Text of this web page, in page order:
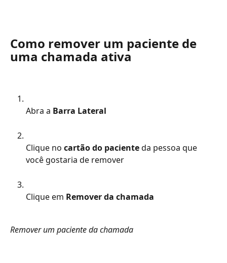
Como remover um paciente de
uma chamada ativa
Abra a Barra Lateral
Clique no cartão do paciente da pessoa que
você gostaria de remover
Clique em Remover da chamada
Remover um paciente da chamada